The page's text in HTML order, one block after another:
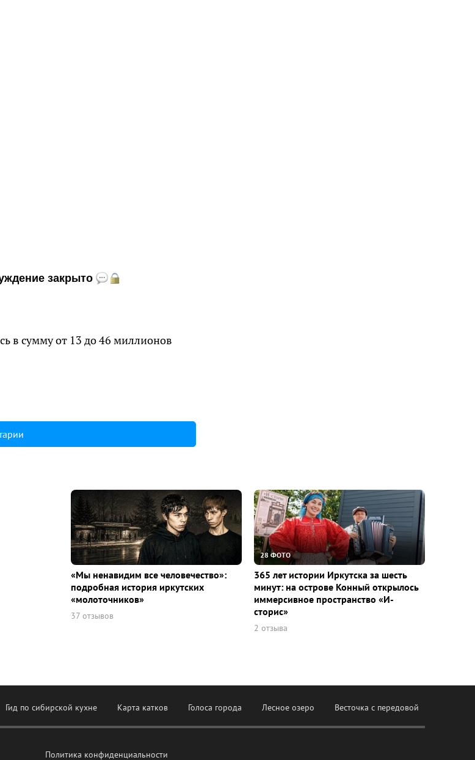
закрыто
в сумму от 13 до 46 миллионов
«Мы ненавидим все человечество»:
подробная история иркутских
«молоточников»
37 отзывов
28 ФОТО
365 лет истории Иркутска за шесть
минут: на острове Конный открылось
иммерсивное пространство «И-
сторис»
2 отзыва
Гид по сибирской кухне Карта катков Голоса города Лесное озеро Весточка с передовой
Политика конфиденциальности